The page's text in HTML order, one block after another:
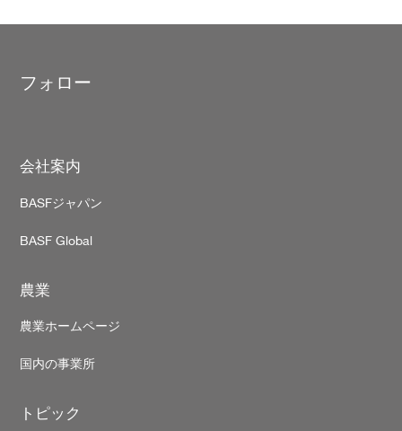
フォロー
Footer
会社案内
BASFジャパン
BASF Global
農業
農業ホームページ
国内の事業所
トピック